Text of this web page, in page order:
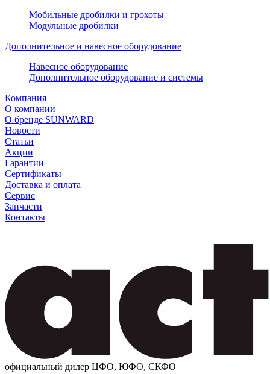
Мобильные дробилки и грохоты
Модульные дробилки
Дополнительное и навесное оборудование
Навесное оборудование
Дополнительное оборудование и системы
Компания
О компании
О бренде SUNWARD
Новости
Статьи
Акции
Гарантии
Сертификаты
Доставка и оплата
Сервис
Запчасти
Контакты
официальный дилер ЦФО, ЮФО, СКФО